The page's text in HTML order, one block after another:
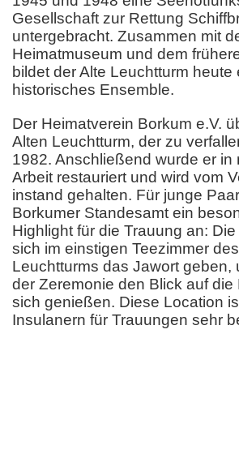
Gesellschaft zur Rettung
untergebracht. Zusammen mit
Heimatmuseum und dem
bildet der Alte Leuchtturm heute
historisches Ensemble.
Der Heimatverein Borkum e.V.
Alten Leuchtturm, der zu
1982. Anschließend wurde er in
Arbeit restauriert und wird vom
instand gehalten. Für junge
Borkumer Standesamt ein
Highlight für die Trauung an:
sich im einstigen Teezimmer
Leuchtturms das Jawort geben,
der Zeremonie den Blick auf die
sich genießen. Diese Location
Insulanern für Trauungen sehr